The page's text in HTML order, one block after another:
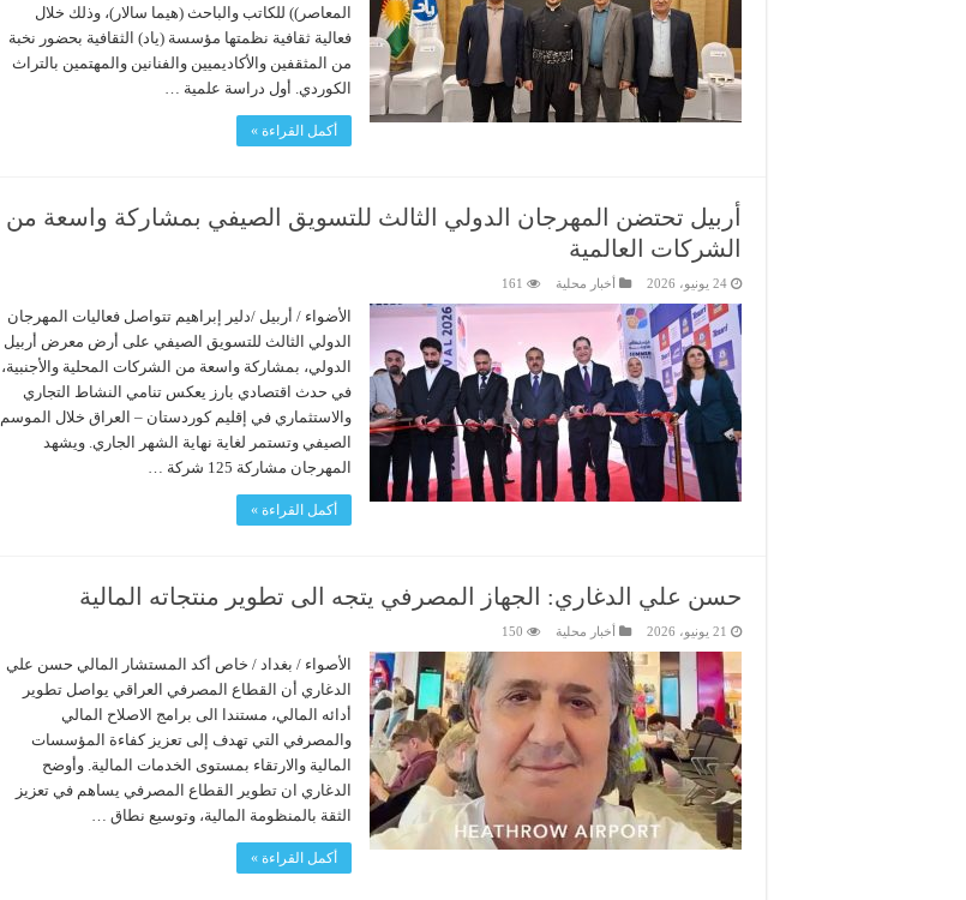
المعاصر)) للكاتب والباحث (هيما سالار)، وذلك خلال
فعالية ثقافية نظمتها مؤسسة (ياد) الثقافية بحضور نخبة
من المثقفين والأكاديميين والفنانين والمهتمين بالتراث
الكوردي. أول دراسة علمية …
أكمل القراءة »
أربيل تحتضن المهرجان الدولي الثالث للتسويق الصيفي بمشاركة واسعة من
الشركات العالمية
24 يونيو، 2026 أخبار محلية 161
الأضواء / أربيل /دلير إبراهيم تتواصل فعاليات المهرجان
الدولي الثالث للتسويق الصيفي على أرض معرض أربيل
الدولي، بمشاركة واسعة من الشركات المحلية والأجنبية،
في حدث اقتصادي بارز يعكس تنامي النشاط التجاري
والاستثماري في إقليم كوردستان – العراق خلال الموسم
الصيفي وتستمر لغاية نهاية الشهر الجاري. ويشهد
المهرجان مشاركة 125 شركة …
أكمل القراءة »
حسن علي الدغاري: الجهاز المصرفي يتجه الى تطوير منتجاته المالية
21 يونيو، 2026 أخبار محلية 150
الأصواء / بغداد / خاص أكد المستشار المالي حسن علي
الدغاري أن القطاع المصرفي العراقي يواصل تطوير
أدائه المالي، مستندا الى برامج الاصلاح المالي
والمصرفي التي تهدف إلى تعزيز كفاءة المؤسسات
المالية والارتقاء بمستوى الخدمات المالية. وأوضح
الدغاري ان تطوير القطاع المصرفي يساهم في تعزيز
الثقة بالمنظومة المالية، وتوسيع نطاق …
أكمل القراءة »